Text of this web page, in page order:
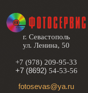
г. Севастополь
ул. Ленина, 50
+7 (978) 209-95-33
+7 (8692) 54-53-56
fotosevas@ya.ru